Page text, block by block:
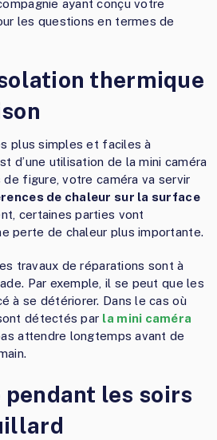
ayant conçu votre
les questions en termes de
thermique
plus simples et faciles à
d’une utilisation de la mini caméra
de figure, votre caméra va servir
de chaleur sur la surface
certaines parties vont
perte de chaleur plus importante.
travaux de réparations sont à
Par exemple, il se peut que les
à se détériorer. Dans le cas où
détectés par la mini caméra
attendre longtemps avant de
pendant les soirs